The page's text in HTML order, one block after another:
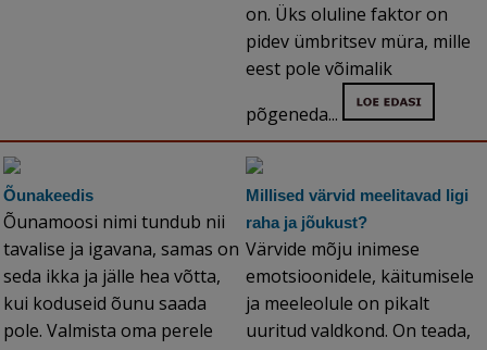
on. Üks oluline faktor on
pidev ümbritsev müra, mille
eest pole võimalik
põgeneda...
Õunakeedis
Õunamoosi nimi tundub nii
tavalise ja igavana, samas on
seda ikka ja jälle hea võtta,
kui koduseid õunu saada
pole. Valmista oma perele
Millised värvid meelitavad ligi
raha ja jõukust?
Värvide mõju inimese
emotsioonidele, käitumisele
ja meeleolule on pikalt
uuritud valdkond. On teada,